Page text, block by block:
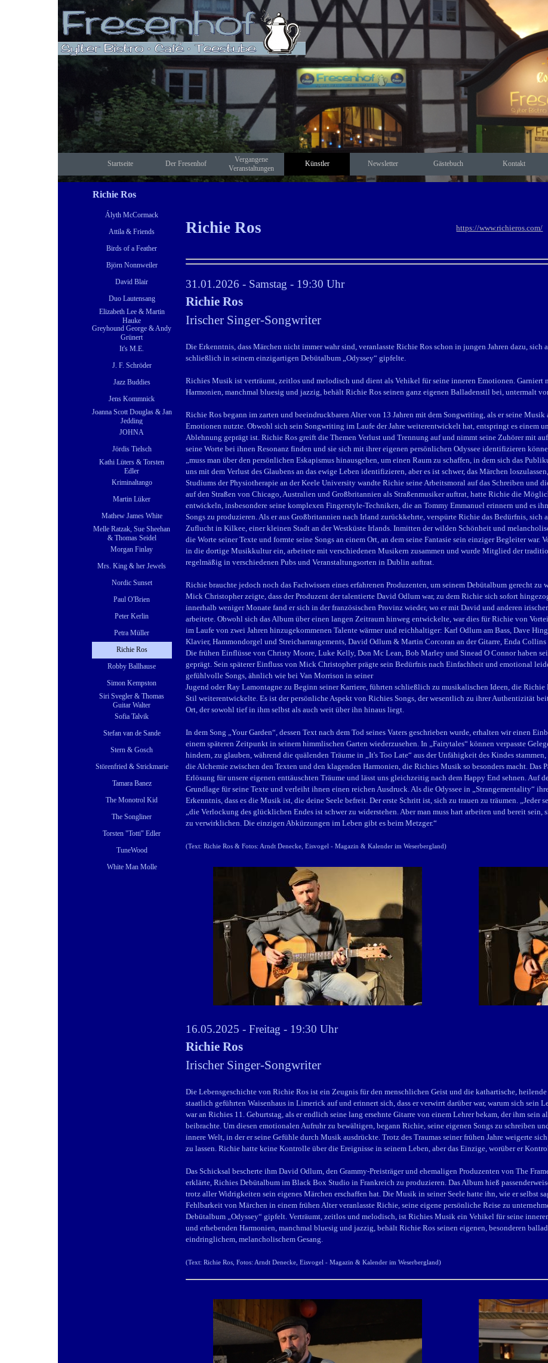
Direkt zum Seiteninhalt
Startseite Der Fresenhof ▼
Vergangene
Veranstaltungen
Künstler ▼
Newsletter Gästebuch Kontakt
Richie Ros
Ályth McCormack
Attila & Friends
Birds of a Feather
Björn Nonnweiler
David Blair
Duo Lautensang
Elizabeth Lee & Martin
Hauke
Greyhound George & Andy
Grünert
It's M.E.
J. F. Schröder
Jazz Buddies
Jens Kommnick
Joanna Scott Douglas & Jan
Jedding
JOHNA
Jördis Tielsch
Kathi Lüters & Torsten
Edler
Kriminaltango
Martin Lüker
Mathew James White
Melle Ratzak, Sue Sheehan
& Thomas Seidel
Morgan Finlay
Mrs. King & her Jewels
Nordic Sunset
Paul O'Brien
Peter Kerlin
Petra Müller
Richie Ros
Robby Ballhause
Simon Kempston
Siri Svegler & Thomas
Guitar Walter
Sofia Talvik
Stefan van de Sande
Stern & Gosch
Störenfried & Strickmarie
Tamara Banez
The Monotrol Kid
The Songliner
Torsten "Totti" Edler
TuneWood
White Man Molle
Richie Ros https://www.richieros.com/
31.01.2026 - Samstag - 19:30 Uhr
Richie Ros
Irischer Singer-Songwriter
Die Erkenntnis, dass Märchen nicht immer wahr sind, veranlasste Richie Ros schon in jungen Jahren dazu, sich
schließlich in seinem einzigartigen Debütalbum „Odyssey“ gipfelte.
Richies Musik ist verträumt, zeitlos und melodisch und dient als Vehikel für seine inneren Emotionen. Garniert
Harmonien, manchmal bluesig und jazzig, behält Richie Ros seinen ganz eigenen Balladenstil bei, untermalt
Richie Ros begann im zarten und beeindruckbaren Alter von 13 Jahren mit dem Songwriting, als er seine
Emotionen nutzte. Obwohl sich sein Songwriting im Laufe der Jahre weiterentwickelt hat, entspringt es einem
Ablehnung geprägt ist. Richie Ros greift die Themen Verlust und Trennung auf und nimmt seine Zuhörer mit
seine Worte bei ihnen Resonanz finden und sie sich mit ihrer eigenen persönlichen Odyssee identifizieren
„muss man über den persönlichen Eskapismus hinausgehen, um einen Raum zu schaffen, in dem sich das
uns mit dem Verlust des Glaubens an das ewige Leben identifizieren, aber es ist schwer, das Märchen
Studiums der Physiotherapie an der Keele University wandte Richie seine Arbeitsmoral auf das Schreiben und
auf den Straßen von Chicago, Australien und Großbritannien als Straßenmusiker auftrat, hatte Richie die
entwickeln, insbesondere seine komplexen Fingerstyle-Techniken, die an Tommy Emmanuel erinnern und es
Songs zu produzieren. Als er aus Großbritannien nach Irland zurückkehrte, verspürte Richie das Bedürfnis, sich
Zuflucht in Kilkee, einer kleinen Stadt an der Westküste Irlands. Inmitten der wilden Schönheit und
die Worte seiner Texte und formte seine Songs an einem Ort, an dem seine Fantasie sein einziger Begleiter war.
in die dortige Musikkultur ein, arbeitete mit verschiedenen Musikern zusammen und wurde Mitglied der
regelmäßig in verschiedenen Pubs und Veranstaltungsorten in Dublin auftrat.
Richie brauchte jedoch noch das Fachwissen eines erfahrenen Produzenten, um seinem Debütalbum gerecht
Mick Christopher zeigte, dass der Produzent der talentierte David Odlum war, zu dem Richie sich sofort
innerhalb weniger Monate fand er sich in der französischen Provinz wieder, wo er mit David und anderen
arbeitete. Obwohl sich das Album über einen langen Zeitraum hinweg entwickelte, war dies für Richie von
im Laufe von zwei Jahren hinzugekommenen Talente wärmer und reichhaltiger: Karl Odlum am Bass, Dave
Klavier, Hammondorgel und Streicharrangements, David Odlum & Martin Corcoran an der Gitarre, Enda
Die frühen Einflüsse von Christy Moore, Luke Kelly, Don Mc Lean, Bob Marley und Sinead O Connor haben
geprägt. Sein späterer Einfluss von Mick Christopher prägte sein Bedürfnis nach Einfachheit und emotional
gefühlvolle Songs, ähnlich wie bei Van Morrison in seiner
Jugend oder Ray Lamontagne zu Beginn seiner Karriere, führten schließlich zu musikalischen Ideen, die Richie
Stil weiterentwickelte. Es ist der persönliche Aspekt von Richies Songs, der wesentlich zu ihrer Authentizität
Ort, der sowohl tief in ihm selbst als auch weit über ihn hinaus liegt.
In dem Song „Your Garden“, dessen Text nach dem Tod seines Vaters geschrieben wurde, erhalten wir einen
einem späteren Zeitpunkt in seinem himmlischen Garten wiederzusehen. In „Fairytales“ können verpasste
hindern, zu glauben, während die quälenden Träume in „It's Too Late“ aus der Unfähigkeit des Kindes
die Alchemie zwischen den Texten und den klagenden Harmonien, die Richies Musik so besonders macht. Das
Erlösung für unsere eigenen enttäuschten Träume und lässt uns gleichzeitig nach dem Happy End sehnen. Auf
Grundlage für seine Texte und verleiht ihnen einen reichen Ausdruck. Als die Odyssee in „Strangementality“
Erkenntnis, dass es die Musik ist, die deine Seele befreit. Der erste Schritt ist, sich zu trauen zu träumen. „Jeder
„die Verlockung des glücklichen Endes ist schwer zu widerstehen. Aber man muss hart arbeiten und bereit
zu verwirklichen. Die einzigen Abkürzungen im Leben gibt es beim Metzger.“
(Text: Richie Ros & Fotos: Arndt Denecke, Eisvogel - Magazin & Kalender im Weserbergland)
16.05.2025 - Freitag - 19:30 Uhr
Richie Ros
Irischer Singer-Songwriter
Die Lebensgeschichte von Richie Ros ist ein Zeugnis für den menschlichen Geist und die kathartische,
staatlich geführten Waisenhaus in Limerick auf und erinnert sich, dass er verwirrt darüber war, warum sich sein
war an Richies 11. Geburtstag, als er endlich seine lang ersehnte Gitarre von einem Lehrer bekam, der ihm sein
beibrachte. Um diesen emotionalen Aufruhr zu bewältigen, begann Richie, seine eigenen Songs zu schreiben
innere Welt, in der er seine Gefühle durch Musik ausdrückte. Trotz des Traumas seiner frühen Jahre weigerte
zu lassen. Richie hatte keine Kontrolle über die Ereignisse in seinem Leben, aber das Einzige, worüber er
Das Schicksal bescherte ihm David Odlum, den Grammy-Preisträger und ehemaligen Produzenten von The
erklärte, Richies Debütalbum im Black Box Studio in Frankreich zu produzieren. Das Album hieß
trotz aller Widrigkeiten sein eigenes Märchen erschaffen hat. Die Musik in seiner Seele hatte ihn, wie er selbst
Fehlbarkeit von Märchen in einem frühen Alter veranlasste Richie, seine eigene persönliche Reise zu
Debütalbum „Odyssey“ gipfelt. Verträumt, zeitlos und melodisch, ist Richies Musik ein Vehikel für seine
und erhebenden Harmonien, manchmal bluesig und jazzig, behält Richie Ros seinen eigenen, besonderen
eindringlichem, melancholischem Gesang.
(Text: Richie Ros, Fotos: Arndt Denecke, Eisvogel - Magazin & Kalender im Weserbergland)